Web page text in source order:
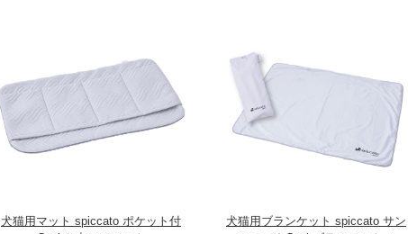
犬猫用マット spiccato ポケット付
犬猫用ブランケット spiccato サン